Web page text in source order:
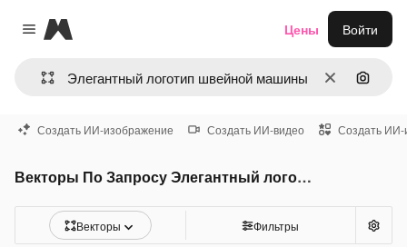
Close menu
Magnific
ОчиститьПоиск
Цены Войти
Создать ИИ-изображение Создать ИИ-видео Создать ИИ-
Векторы По Запросу Элегантный логотип швейной машины
Векторы Фильтры